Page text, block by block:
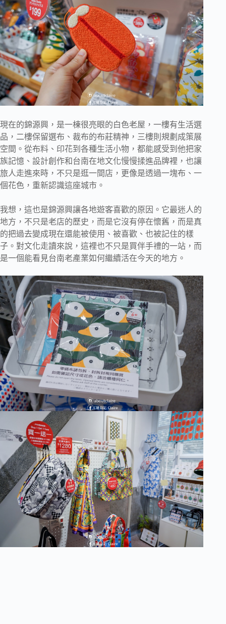
現在的錦源興，是一棟很亮眼的白色老屋，一樓有生活選
品，二樓保留選布、裁布的布莊精神，三樓則規劃成策展
空間。從布料、印花到各種生活小物，都能感受到他把家
族記憶、設計創作和台南在地文化慢慢揉進品牌裡，也讓
旅人走進來時，不只是逛一間店，更像是透過一塊布、一
個花色，重新認識這座城市。
我想，這也是錦源興讓各地遊客喜歡的原因。它最迷人的
地方，不只是老店的歷史，而是它沒有停在懷舊，而是真
的把過去變成現在還能被使用、被喜歡、也被記住的樣
子。對文化走讀來說，這裡也不只是買伴手禮的一站，而
是一個能看見台南老產業如何繼續活在今天的地方。